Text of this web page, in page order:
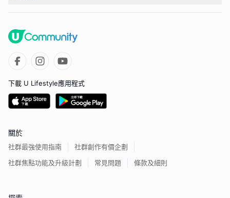
下載 U Lifestyle應用程式
關於
社群最強使用指南
社群創作有價企劃
社群焦點功能及升級計劃
常見問題 條款及細則